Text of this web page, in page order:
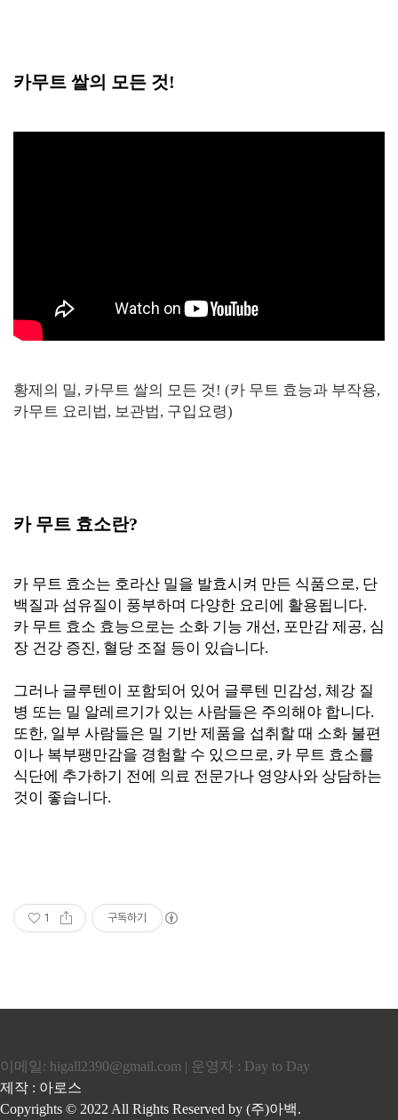
카무트 쌀의 모든 것!
황제의 밀, 카무트 쌀의 모든 것! (카 무트 효능과 부작용,
카무트 요리법, 보관법, 구입요령)
카 무트 효소란?
카 무트 효소는 호라산 밀을 발효시켜 만든 식품으로, 단
백질과 섬유질이 풍부하며 다양한 요리에 활용됩니다.
카 무트 효소 효능으로는 소화 기능 개선, 포만감 제공, 심
장 건강 증진, 혈당 조절 등이 있습니다.
그러나 글루텐이 포함되어 있어 글루텐 민감성, 체강 질
병 또는 밀 알레르기가 있는 사람들은 주의해야 합니다.
또한, 일부 사람들은 밀 기반 제품을 섭취할 때 소화 불편
이나 복부팽만감을 경험할 수 있으므로, 카 무트 효소를
식단에 추가하기 전에 의료 전문가나 영양사와 상담하는
것이 좋습니다.
1 구독하기
이메일: higall2390@gmail.com | 운영자 : Day to Day
제작 : 아로스
Copyrights © 2022 All Rights Reserved by (주)아백.